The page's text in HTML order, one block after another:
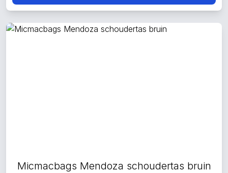
Micmacbags Mendoza schoudertas bruin